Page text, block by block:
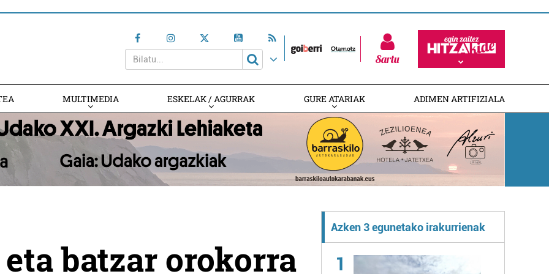
Sartu
MULTIMEDIA ESKELAK / AGURRAK GURE ATARIAK ADIMEN ARTIFIZIALA
batzar orokorra
Azken 3 egunetako irakurrienak
1